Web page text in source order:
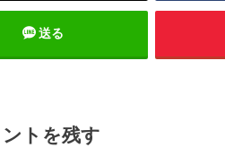
送る
トを残す